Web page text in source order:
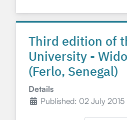
Third edition of
University -
(Ferlo, Senegal)
Details
Published: 02 July 2015